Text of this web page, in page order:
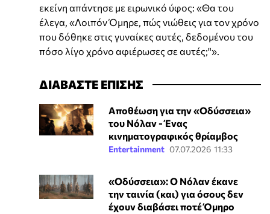
εκείνη απάντησε με ειρωνικό ύφος: «Θα του
έλεγα, «Λοιπόν Όμηρε, πώς νιώθεις για τον χρόνο
που δόθηκε στις γυναίκες αυτές, δεδομένου του
πόσο λίγο χρόνο αφιέρωσες σε αυτές;"».
ΔΙΑΒΑΣΤΕ ΕΠΙΣΗΣ
Αποθέωση για την «Οδύσσεια»
του Νόλαν - Ένας
κινηματογραφικός θρίαμβος
Entertainment 07.07.2026 11:33
«Οδύσσεια»: Ο Νόλαν έκανε
την ταινία (και) για όσους δεν
έχουν διαβάσει ποτέ Όμηρο